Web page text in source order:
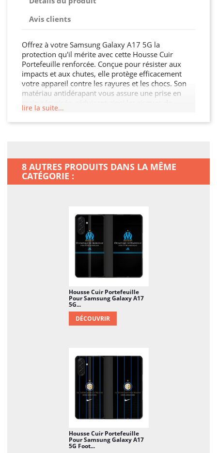
Avis clients
Offrez à votre Samsung Galaxy A17 5G la
protection qu'il mérite avec cette Housse Cuir
Portefeuille renforcée. Conçue pour résister aux
impacts et aux chutes, elle protège efficacement
votre appareil contre les rayures et les chocs. Son
matériau antidérapant vous assure une prise en
glissement. Avec son design élégant et ses
découpes précises, cette Housse Cuir Portefeuille
lire la suite...
8 AUTRES PRODUITS DANS LA MÊME
CATÉGORIE :
Housse Cuir Portefeuille
Pour Samsung Galaxy A17
5G...
DÉCOUVRIR
Housse Cuir Portefeuille
Pour Samsung Galaxy A17
5G Foot...